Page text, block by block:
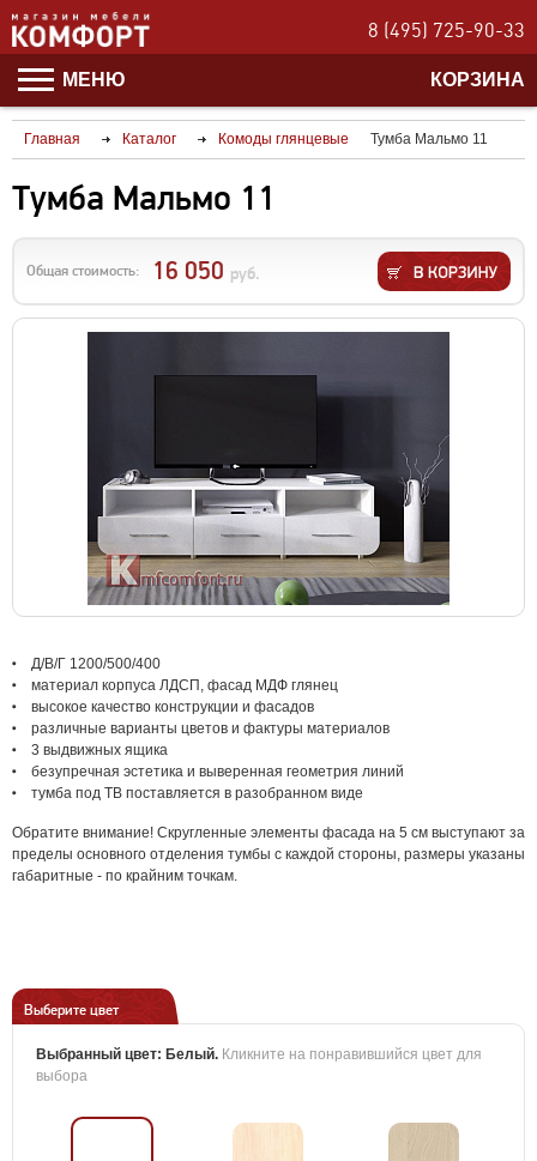
8 (495) 725-90-33
МЕНЮ КОРЗИНА
Главная Каталог Комоды глянцевые Тумба Мальмо 11
Тумба Мальмо 11
Общая стоимость: 16 050 руб.
Д/В/Г 1200/500/400
материал корпуса ЛДСП, фасад МДФ глянец
высокое качество конструкции и фасадов
различные варианты цветов и фактуры материалов
3 выдвижных ящика
безупречная эстетика и выверенная геометрия линий
тумба под ТВ поставляется в разобранном виде
Обратите внимание! Скругленные элементы фасада на 5 см выступают за
пределы основного отделения тумбы с каждой стороны, размеры указаны
габаритные - по крайним точкам.
Выберите цвет
Выбранный цвет: Белый. Кликните на понравившийся цвет для
выбора